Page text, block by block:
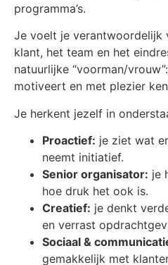
programma’s.
Je voelt je verantwoordelijk
klant, het team en het
natuurlijke “voorman/
motiveert en met plezier
Je herkent jezelf in
Proactief: je ziet wat
neemt initiatief.
Senior organisator: je
hoe druk het ook is.
Creatief: je denkt
en verrast
Sociaal &
gemakkelijk met